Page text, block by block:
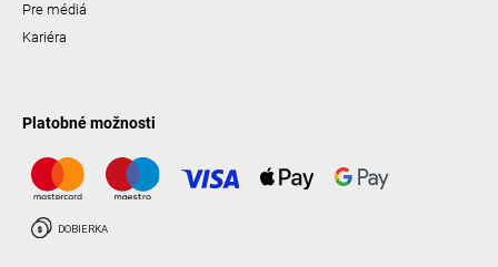
Pre médiá
Kariéra
Platobné možnosti